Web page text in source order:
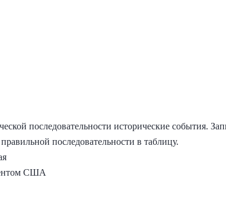
последовательности исторические события.
последовательности в таблицу.
США